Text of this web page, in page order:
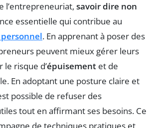
l’entrepreneuriat, savoir dire non
essentielle qui contribue au
. En apprenant à poser des
peuvent mieux gérer leurs
le risque d’épuisement et de
En adoptant une posture claire et
possible de refuser des
tout en affirmant ses besoins. Ce